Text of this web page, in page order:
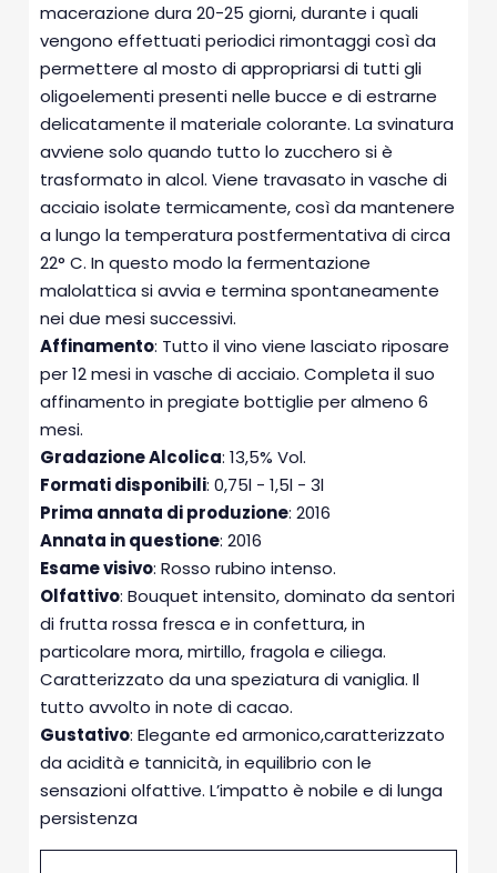
macerazione dura 20-25 giorni, durante i quali
vengono effettuati periodici rimontaggi così da
permettere al mosto di appropriarsi di tutti gli
oligoelementi presenti nelle bucce e di estrarne
delicatamente il materiale colorante. La svinatura
avviene solo quando tutto lo zucchero si è
trasformato in alcol. Viene travasato in vasche di
acciaio isolate termicamente, così da mantenere
a lungo la temperatura postfermentativa di circa
22° C. In questo modo la fermentazione
malolattica si avvia e termina spontaneamente
nei due mesi successivi.
Affinamento: Tutto il vino viene lasciato riposare
per 12 mesi in vasche di acciaio. Completa il suo
affinamento in pregiate bottiglie per almeno 6
mesi.
Gradazione Alcolica: 13,5% Vol.
Formati disponibili: 0,75l - 1,5l - 3l
Prima annata di produzione: 2016
Annata in questione: 2016
Esame visivo: Rosso rubino intenso.
Olfattivo: Bouquet intensito, dominato da sentori
di frutta rossa fresca e in confettura, in
particolare mora, mirtillo, fragola e ciliega.
Caratterizzato da una speziatura di vaniglia. Il
tutto avvolto in note di cacao.
Gustativo: Elegante ed armonico,caratterizzato
da acidità e tannicità, in equilibrio con le
sensazioni olfattive. L’impatto è nobile e di lunga
persistenza